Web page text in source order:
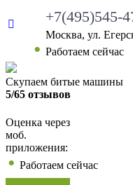
+7(495)545-
Москва, ул.
• Работаем сейчас
Скупаем битые машины
5/65 отзывов
Оценка через
моб.
приложения:
• Работаем сейчас